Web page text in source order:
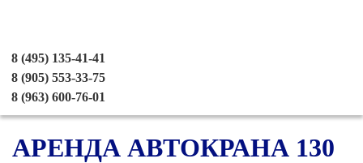
8 (495) 135-41-41
8 (905) 553-33-75
8 (963) 600-76-01
АРЕНДА АВТОКРАНА 130